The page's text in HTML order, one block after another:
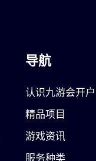
导航
认识九游会开户
精品项目
游戏资讯